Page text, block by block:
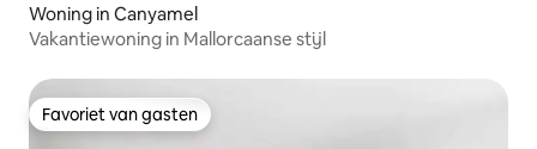
Woning in Canyamel
Vakantiewoning in Mallorcaanse stijl
Favoriet van gasten
Favoriet van gasten